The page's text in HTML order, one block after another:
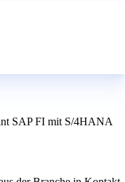
SAP FI mit S/4HANA